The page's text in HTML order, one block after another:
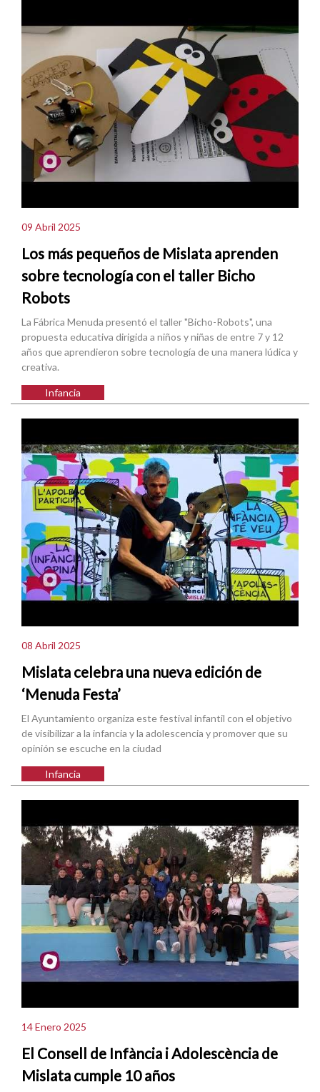
09 Abril 2025
Los más pequeños de Mislata aprenden
sobre tecnología con el taller Bicho
Robots
La Fábrica Menuda presentó el taller "Bicho-Robots", una
propuesta educativa dirigida a niños y niñas de entre 7 y 12
años que aprendieron sobre tecnología de una manera lúdica y
creativa.
Infancia
08 Abril 2025
Mislata celebra una nueva edición de
‘Menuda Festa’
El Ayuntamiento organiza este festival infantil con el objetivo
de visibilizar a la infancia y la adolescencia y promover que su
opinión se escuche en la ciudad
Infancia
14 Enero 2025
El Consell de Infància i Adolescència de
Mislata cumple 10 años